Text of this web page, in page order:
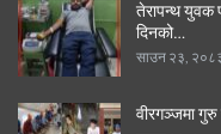
तेरापन्थ युवक
दिनको…
साउन २३,
वीरगञ्जमा गुरु